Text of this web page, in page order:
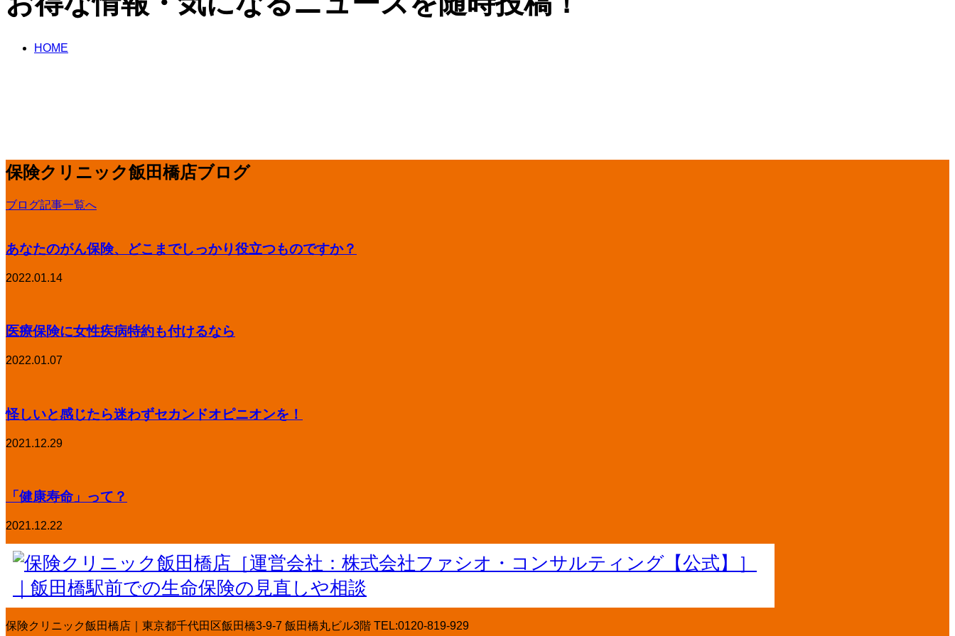
HOME
保険クリニック飯田橋店ブログ
ブログ記事一覧へ
あなたのがん保険、どこまでしっかり役立つものですか？
2022.01.14
医療保険に女性疾病特約も付けるなら
2022.01.07
怪しいと感じたら迷わずセカンドオピニオンを！
2021.12.29
「健康寿命」って？
2021.12.22
保険クリニック飯田橋店｜東京都千代田区飯田橋3-9-7 飯田橋丸ビル3階 TEL:0120-819-929